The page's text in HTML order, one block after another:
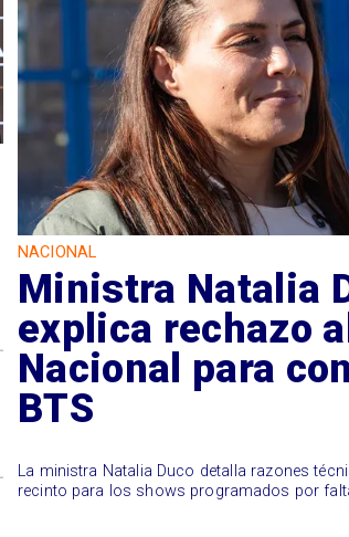
NACIONAL
Ministra Natalia
explica rechazo
Nacional para
BTS
La ministra Natalia Duco detalla razones
recinto para los shows programados por